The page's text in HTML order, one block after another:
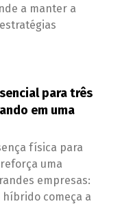
a manter a
para três
em uma
física para
uma
empresas:
começa a